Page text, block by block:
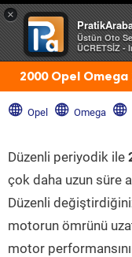
×
Üstün Oto
ÜCRETSİZ -
2000 Opel Omega
Opel Omega
Düzenli periyodik ile
çok daha uzun süre
Düzenli
motorun ömrünü
motor